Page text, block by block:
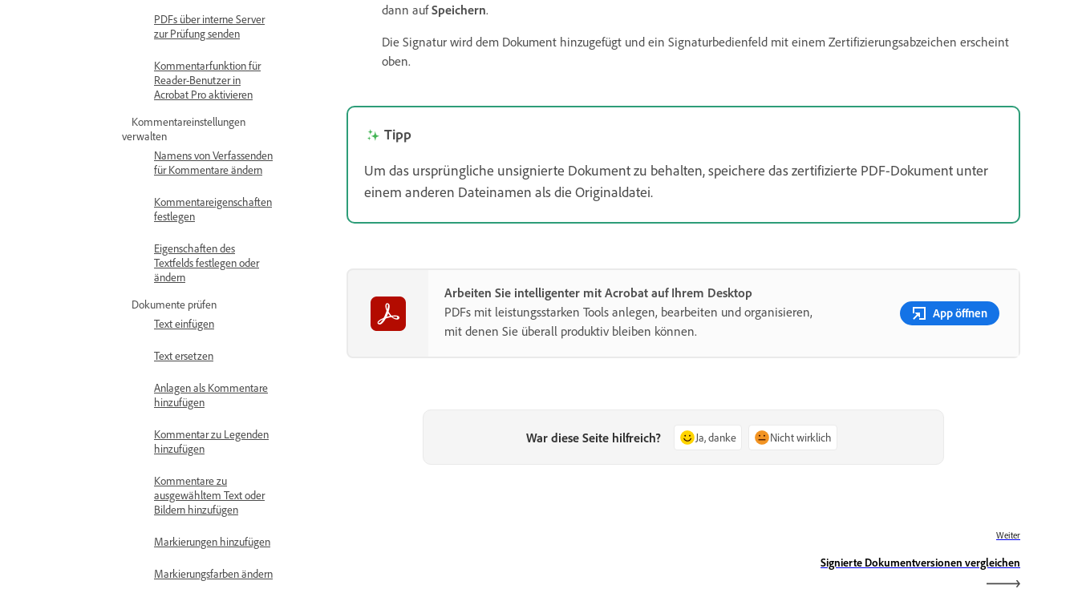
PDFs über interne Server
zur Prüfung senden
Kommentarfunktion für
Reader-Benutzer in
Acrobat Pro aktivieren
Kommentareinstellungen
verwalten
Namens von Verfassenden
für Kommentare ändern
Kommentareigenschaften
festlegen
Eigenschaften des
Textfelds festlegen oder
ändern
Dokumente prüfen
Text einfügen
Text ersetzen
Anlagen als Kommentare
hinzufügen
Kommentar zu Legenden
hinzufügen
Kommentare zu
ausgewähltem Text oder
Bildern hinzufügen
Markierungen hinzufügen
Markierungsfarben ändern
dann aufSpeichern.
Die Signatur wird dem Dokument hinzugefügt und ein Signaturbedienfeld mit einem Zertifizierungsabzeichen erscheint
oben.
Tipp
Um das ursprüngliche unsignierte Dokument zu behalten, speichere das zertifizierte PDF-Dokument unter
einem anderen Dateinamen als die Originaldatei.
Arbeiten Sie intelligenter mit Acrobat auf Ihrem Desktop
PDFs mit leistungsstarken Tools anlegen, bearbeiten und organisieren,
mit denen Sie überall produktiv bleiben können.
App öffnen
War diese Seite hilfreich? Ja, danke Nicht wirklich
Weiter
Signierte Dokumentversionen vergleichen